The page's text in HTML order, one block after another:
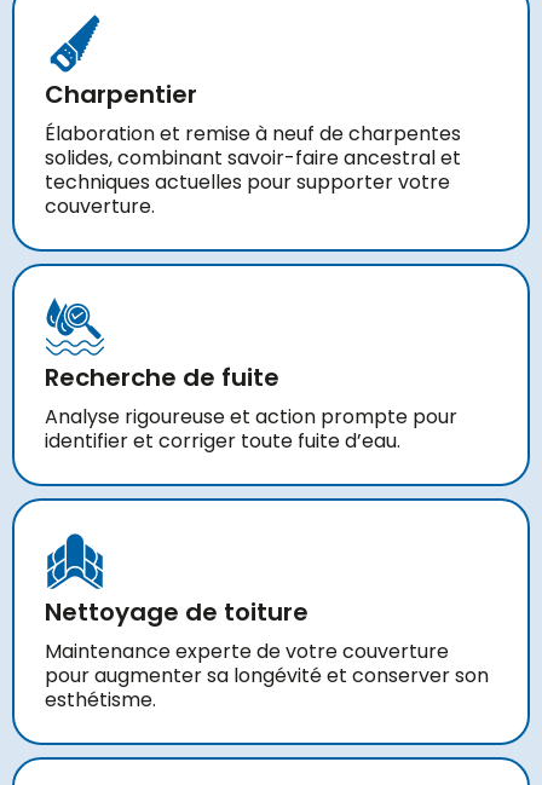
Charpentier
Élaboration et remise à neuf de charpentes
solides, combinant savoir-faire ancestral et
techniques actuelles pour supporter votre
couverture.
Recherche de fuite
Analyse rigoureuse et action prompte pour
identifier et corriger toute fuite d’eau.
Nettoyage de toiture
Maintenance experte de votre couverture
pour augmenter sa longévité et conserver son
esthétisme.